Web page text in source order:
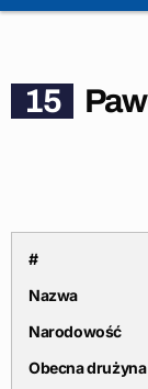
15
#
Nazwa
Narodowość
Obecna drużyna